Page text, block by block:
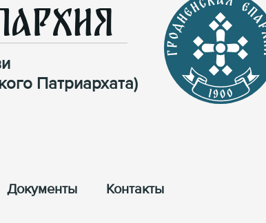
Патриархата)
Документы Контакты